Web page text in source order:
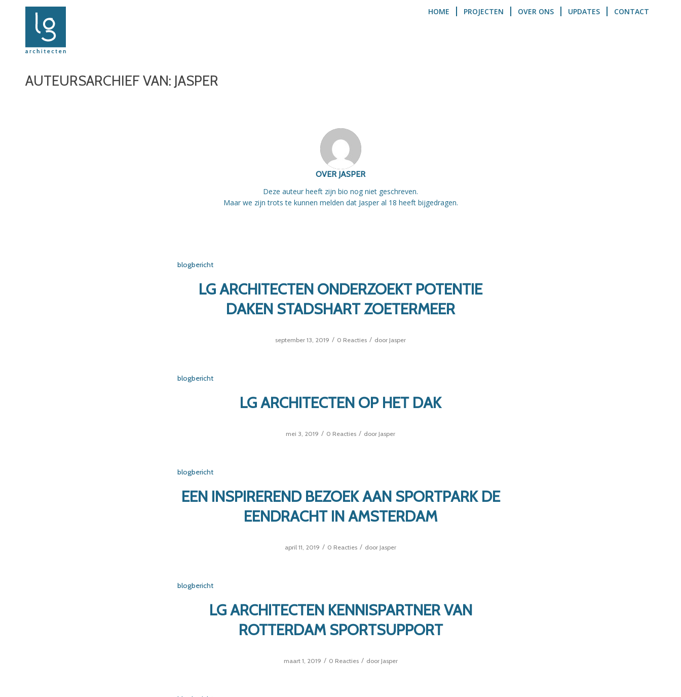
HOME PROJECTEN OVER ONS UPDATES CONTACT
AUTEURSARCHIEF VAN: JASPER
OVER JASPER
Deze auteur heeft zijn bio nog niet geschreven.
Maar we zijn trots te kunnen melden dat Jasperal 18 heeft bijgedragen.
blogbericht
LG ARCHITECTEN ONDERZOEKT POTENTIE
DAKEN STADSHART ZOETERMEER
september 13, 2019 / 0 Reacties / door Jasper
blogbericht
LG ARCHITECTEN OP HET DAK
mei 3, 2019 / 0 Reacties / door Jasper
blogbericht
EEN INSPIREREND BEZOEK AAN SPORTPARK DE
EENDRACHT IN AMSTERDAM
april 11, 2019 / 0 Reacties / door Jasper
blogbericht
LG ARCHITECTEN KENNISPARTNER VAN
ROTTERDAM SPORTSUPPORT
maart 1, 2019 / 0 Reacties / door Jasper